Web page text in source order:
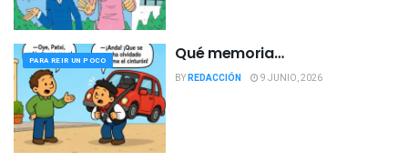
PARA REIR UN POCO Qué memoria…
BYREDACCIÓN 9 JUNIO, 2026